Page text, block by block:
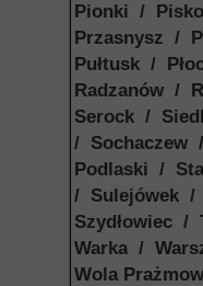
Pionki /
Przasnysz /
Pułtusk /
Radzanów /
Serock /
/ Sochaczew
Podlaski /
/ Sulejówek /
Szydłowiec /
Warka /
Wola